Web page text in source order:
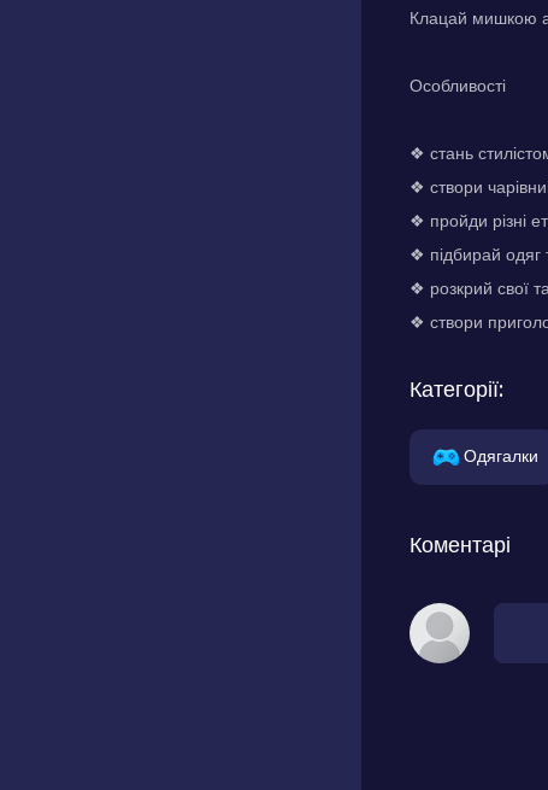
Клацай мишкою
Особливості
❖ стань
❖ створи
❖ пройди різні
❖ підбирай одяг
❖ розкрий свої
❖ створи
Категорії:
Одягалки
Коментарі